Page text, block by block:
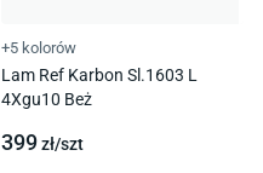
+5 kolorów
Lam Ref Karbon Sl.1603 L
4Xgu10 Beż
399zł/szt